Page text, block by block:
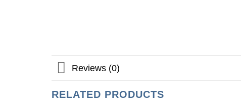
Reviews (0)
RELATED PRODUCTS